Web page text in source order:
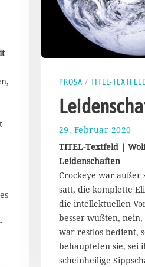
PROSA / TITEL-
29. Februar 2020
5
.
a
i
2
0
2
0
TITEL-Textfeld |
Leidenschaften
Crockeye war außer
satt, die komplette
die intellektuellen
besser wußten,
war restlos bedient,
behaupteten sie, sei
scheinheilige